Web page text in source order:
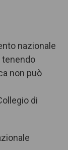
nazionale
tenendo
non può
di